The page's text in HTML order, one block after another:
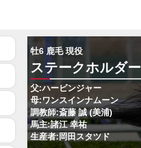
牡6 鹿毛 現役
ステークホルダー
父:ハービンジャー
母:ワンスインナムーン
調教師:斎藤 誠 (美浦)
馬主:諸江 幸祐
生産者:岡田スタツド